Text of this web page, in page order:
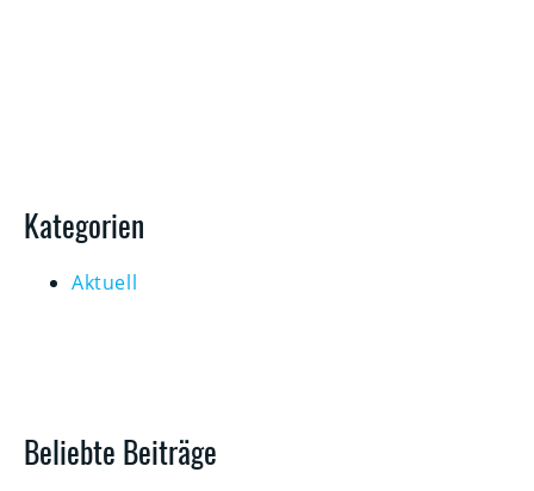
Kategorien
Aktuell
Beliebte Beiträge